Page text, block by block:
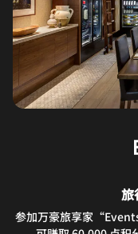
旅
参加万豪旅享家